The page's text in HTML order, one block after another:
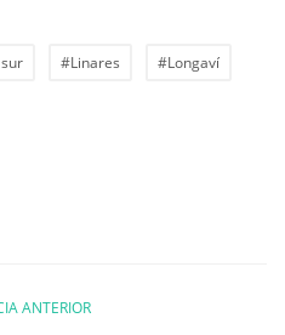
#Linares #Longaví
ANTERIOR